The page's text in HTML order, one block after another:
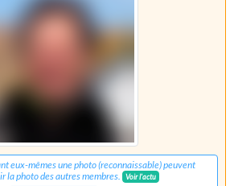
eux-mêmes une photo (reconnaissable) peuvent
la photo des autres membres.
Voir l'actu